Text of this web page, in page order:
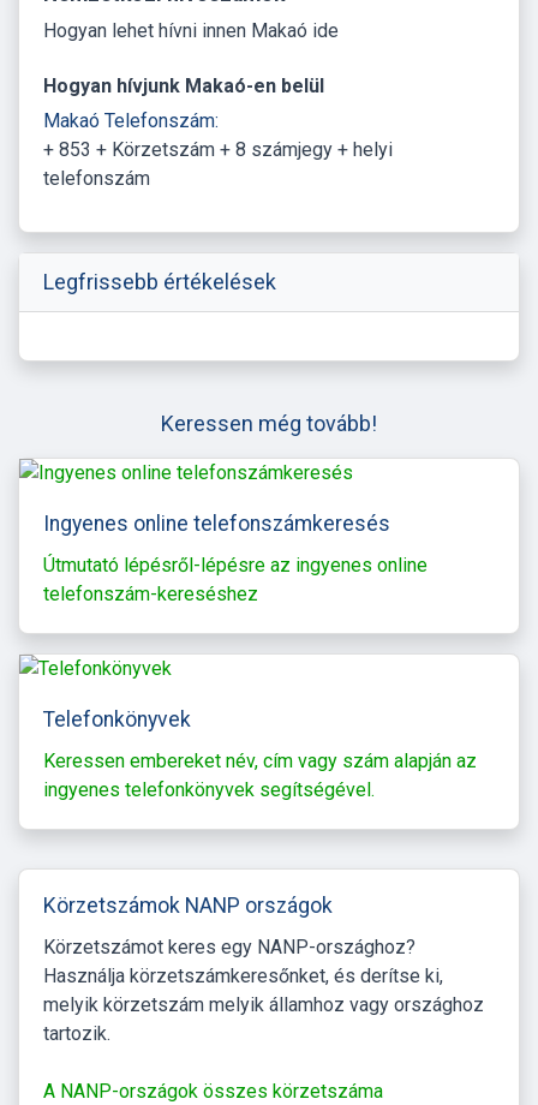
Hogyan lehet hívni innen Makaó ide
Hogyan hívjunk Makaó-en belül
Makaó Telefonszám:
+ 853 + Körzetszám + 8 számjegy + helyi
telefonszám
Legfrissebb értékelések
Keressen még tovább!
Ingyenes online telefonszámkeresés
Útmutató lépésről-lépésre az ingyenes online
telefonszám-kereséshez
Telefonkönyvek
Keressen embereket név, cím vagy szám alapján az
ingyenes telefonkönyvek segítségével.
Körzetszámok NANP országok
Körzetszámot keres egy NANP-országhoz?
Használja körzetszámkeresőnket, és derítse ki,
melyik körzetszám melyik államhoz vagy országhoz
tartozik.
A NANP-országok összes körzetszáma